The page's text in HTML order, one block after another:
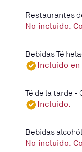
Restaurantes
No incluido.
Bebidas Té
Incluido
Té de la tarde -
Incluido.
Bebidas
No incluido.